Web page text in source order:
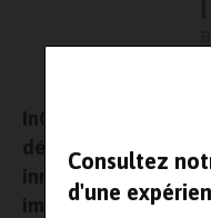
Consultez
d'une
InGen BioSciences,
développement et
innovants de
implication dans le